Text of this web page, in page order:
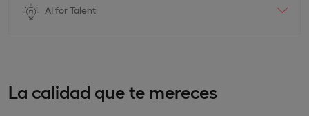
AI for Talent
La calidad que te mereces